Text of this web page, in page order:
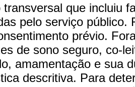
transversal que incluiu
pelo serviço público.
prévio.
de sono seguro, co-
amamentação e sua
descritiva. Para